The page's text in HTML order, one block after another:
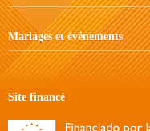
Site financé
Mariages et événements